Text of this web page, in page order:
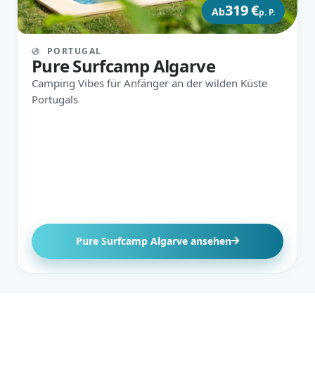
Ab319 €p. P.
PORTUGAL
Pure Surfcamp Algarve
Camping Vibes für Anfänger an der wilden Küste
Portugals
Pure Surfcamp Algarve ansehen